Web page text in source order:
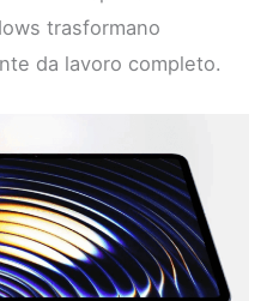
trasformano
da lavoro completo.